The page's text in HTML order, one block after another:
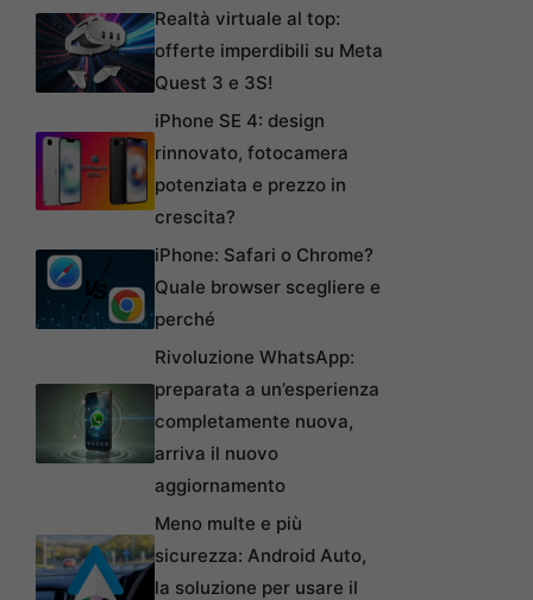
Realtà virtuale al top:
offerte imperdibili su Meta
Quest 3 e 3S!
iPhone SE 4: design
rinnovato, fotocamera
potenziata e prezzo in
crescita?
iPhone: Safari o Chrome?
Quale browser scegliere e
perché
Rivoluzione WhatsApp:
preparata a un’esperienza
completamente nuova,
arriva il nuovo
aggiornamento
Meno multe e più
sicurezza: Android Auto,
la soluzione per usare il